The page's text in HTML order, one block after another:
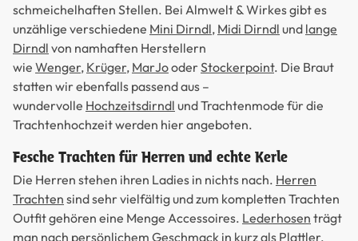
schmeichelhaften Stellen. Bei Almwelt & Wirkes gibt es
unzählige verschiedene Mini Dirndl, Midi Dirndl und lange
Dirndl von namhaften Herstellern
wie Wenger, Krüger, MarJooderStockerpoint. Die Braut
statten wir ebenfalls passend aus –
wundervolle Hochzeitsdirndl und Trachtenmode für die
Trachtenhochzeit werden hier angeboten.
Fesche Trachten für Herren und echte Kerle
Die Herren stehen ihren Ladies in nichts nach. Herren
Trachten sind sehr vielfältig und zum kompletten Trachten
Outfit gehören eine Menge Accessoires. Lederhosen trägt
man nach persönlichem Geschmack in kurz als Plattler,